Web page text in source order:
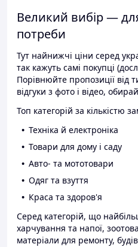
Великий вибір —
потреби
Тут найнижчі ціни серед
так кажуть самі покупці
Порівнюйте пропозиції від
відгуки з фото і відео,
Топ категорій за кількістю
Техніка й електроніка
Товари для дому і саду
Авто- та мототовари
Одяг та взуття
Краса та здоров'я
Серед категорій, що
харчування та напої,
матеріали для ремонту,